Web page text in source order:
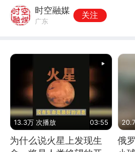
时空融媒
广东
关注
13.3万 次播放 03:55
为什么说火星上发现生
俄